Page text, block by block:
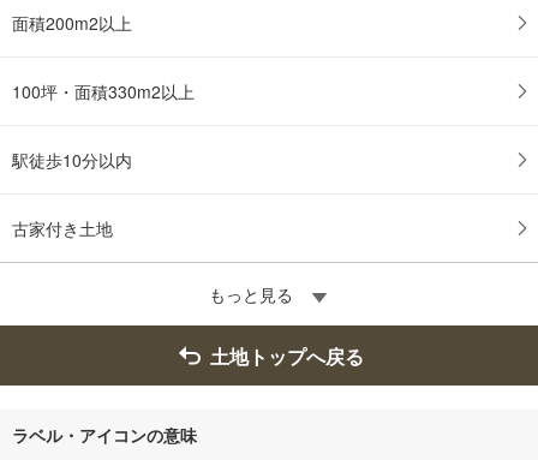
す
る
面積200m2以上
100坪・面積330m2以上
駅徒歩10分以内
古家付き土地
もっと見る
土地トップへ戻る
ラベル・アイコンの意味